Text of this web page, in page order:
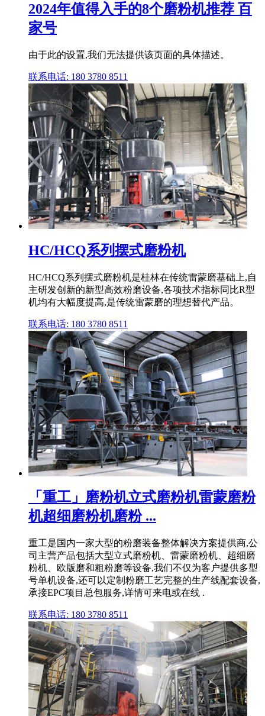
2024年值得入手的8个磨粉机推荐 百
家号
由于此的设置,我们无法提供该页面的具体描述。
联系电话: 180 3780 8511
HC/HCQ系列摆式磨粉机
HC/HCQ系列摆式磨粉机是桂林在传统雷蒙磨基础上,自
主研发创新的新型高效粉磨设备,各项技术指标同比R型
机均有大幅度提高,是传统雷蒙磨的理想替代产品。
联系电话: 180 3780 8511
「重工」磨粉机立式磨粉机雷蒙磨粉
机超细磨粉机磨粉 ...
重工是国内一家大型的粉磨装备整体解决方案提供商,公
司主营产品包括大型立式磨粉机、雷蒙磨粉机、超细磨
粉机、欧版磨和粗粉磨等设备,我们不仅为客户提供多型
号单机设备,还可以定制粉磨工艺完整的生产线配套设备,
承接EPC项目总包服务,详情可来电或在线 .
联系电话: 180 3780 8511